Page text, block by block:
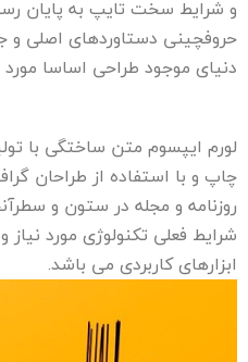
و شرایط سخت تایپ به پایان
حروفچینی دستاوردهای اصلی و
دنیای موجود طراحی اساسا مورد
لورم ایپسوم متن ساختگی با
چاپ و با استفاده از طراحان
روزنامه و مجله در ستون و
شرایط فعلی تکنولوژی مورد
ابزارهای کاربردی می باشد.